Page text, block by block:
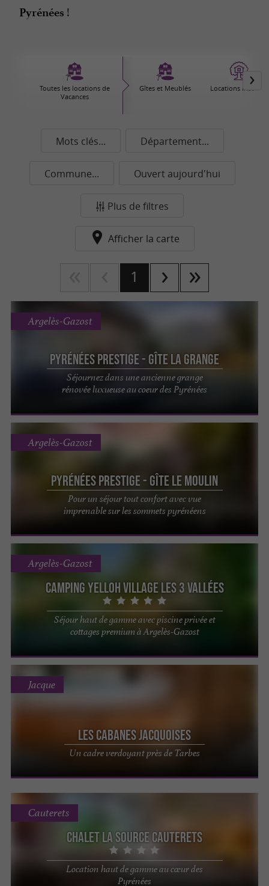
Pyrénées !
Toutes les locations de
Vacances
Gîtes et Meublés Locations Insolites
Mots clés... Département...
Commune... Ouvert aujourd'hui
Plus de filtres
Afficher la carte
1
Pyrénées Prestige - Gîte La Grange
Séjournez dans une ancienne grange
rénovée luxueuse au coeur des Pyrénées
Argelès-Gazost
Pyrénées Prestige - Gîte Le Moulin
Pour un séjour tout confort avec vue
imprenable sur les sommets pyrénéens
Argelès-Gazost
Camping YELLOH Village Les 3 Vallées
Séjour haut de gamme avec piscine privée et
cottages premium à Argelès-Gazost
Argelès-Gazost
Les Cabanes Jacquoises
Un cadre verdoyant près de Tarbes
Jacque
Chalet la Source Cauterets
Location haut de gamme au cœur des
Pyrénées
Cauterets